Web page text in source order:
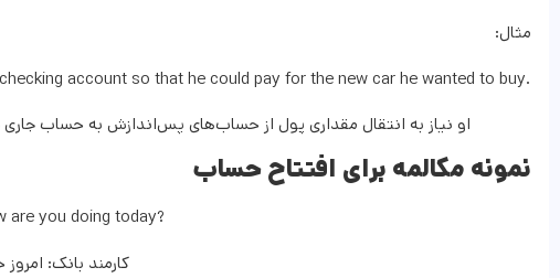
مثال:
account so that he could pay for the new car he wanted to buy.
او نیاز به انتقال مقداری پول از حساب‌های پس‌اندازش به حساب جاری
نمونه مکالمه برای افتتاح حساب
are you doing today?
کارمند بانک: